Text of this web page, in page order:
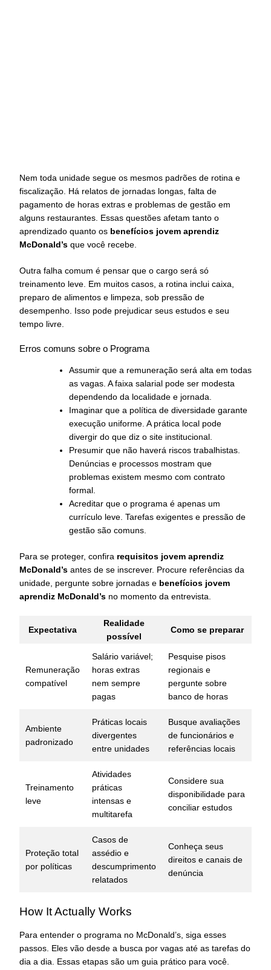
Nem toda unidade segue os mesmos padrões de rotina e
fiscalização. Há relatos de jornadas longas, falta de
pagamento de horas extras e problemas de gestão em
alguns restaurantes. Essas questões afetam tanto o
aprendizado quanto os benefícios jovem aprendiz
McDonald’s que você recebe.
Outra falha comum é pensar que o cargo será só
treinamento leve. Em muitos casos, a rotina inclui caixa,
preparo de alimentos e limpeza, sob pressão de
desempenho. Isso pode prejudicar seus estudos e seu
tempo livre.
Erros comuns sobre o Programa
Assumir que a remuneração será alta em todas
as vagas. A faixa salarial pode ser modesta
dependendo da localidade e jornada.
Imaginar que a política de diversidade garante
execução uniforme. A prática local pode
divergir do que diz o site institucional.
Presumir que não haverá riscos trabalhistas.
Denúncias e processos mostram que
problemas existem mesmo com contrato
formal.
Acreditar que o programa é apenas um
currículo leve. Tarefas exigentes e pressão de
gestão são comuns.
Para se proteger, confira requisitos jovem aprendiz
McDonald’s antes de se inscrever. Procure referências da
unidade, pergunte sobre jornadas e benefícios jovem
aprendiz McDonald’s no momento da entrevista.
Expectativa
Realidade
possível
Como se preparar
Remuneração
compatível
Salário variável;
horas extras
nem sempre
pagas
Pesquise pisos
regionais e
pergunte sobre
banco de horas
Ambiente
padronizado
Práticas locais
divergentes
entre unidades
Busque avaliações
de funcionários e
referências locais
Treinamento
leve
Atividades
práticas
intensas e
multitarefa
Considere sua
disponibilidade para
conciliar estudos
Proteção total
por políticas
Casos de
assédio e
descumprimento
relatados
Conheça seus
direitos e canais de
denúncia
How It Actually Works
Para entender o programa no McDonald’s, siga esses
passos. Eles vão desde a busca por vagas até as tarefas do
dia a dia. Essas etapas são um guia prático para você.